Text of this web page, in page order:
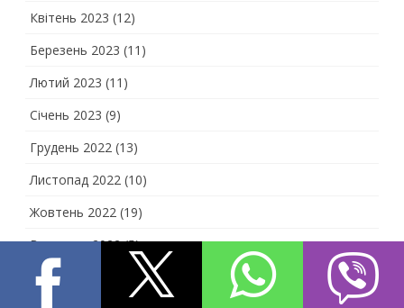
Квітень 2023 (12)
Березень 2023 (11)
Лютий 2023 (11)
Січень 2023 (9)
Грудень 2022 (13)
Листопад 2022 (10)
Жовтень 2022 (19)
Вересень 2022(5)
Серпень 2022